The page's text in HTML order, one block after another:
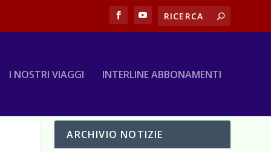
I NOSTRI VIAGGI INTERLINE ABBONAMENTI
ARCHIVIO NOTIZIE